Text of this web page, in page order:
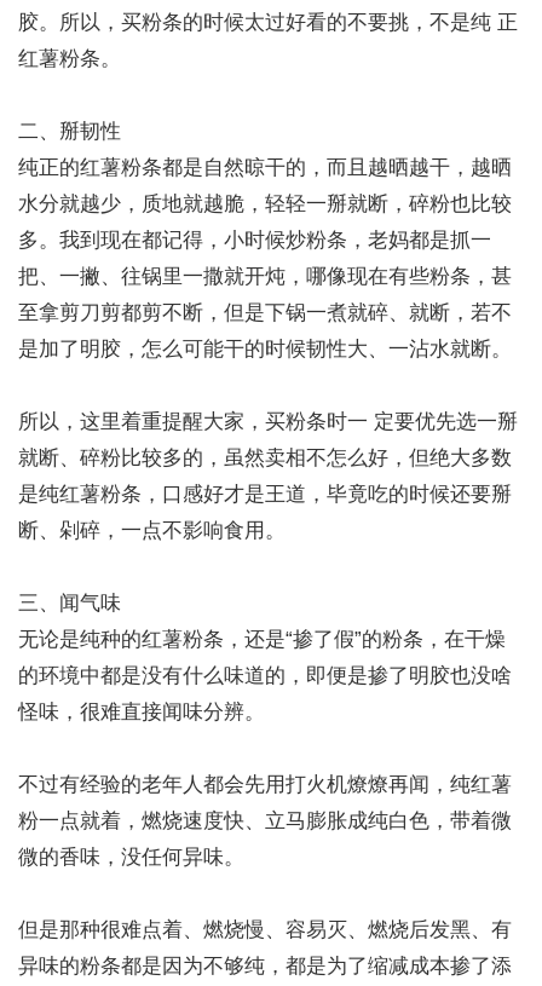
胶。所以，买粉条的时候太过好看的不要挑，不是纯 正
红薯粉条。
二、掰韧性
纯正的红薯粉条都是自然晾干的，而且越晒越干，越晒
水分就越少，质地就越脆，轻轻一掰就断，碎粉也比较
多。我到现在都记得，小时候炒粉条，老妈都是抓一
把、一撇、往锅里一撒就开炖，哪像现在有些粉条，甚
至拿剪刀剪都剪不断，但是下锅一煮就碎、就断，若不
是加了明胶，怎么可能干的时候韧性大、一沾水就断。
所以，这里着重提醒大家，买粉条时一 定要优先选一掰
就断、碎粉比较多的，虽然卖相不怎么好，但绝大多数
是纯红薯粉条，口感好才是王道，毕竟吃的时候还要掰
断、剁碎，一点不影响食用。
三、闻气味
无论是纯种的红薯粉条，还是“掺了假”的粉条，在干燥
的环境中都是没有什么味道的，即便是掺了明胶也没啥
怪味，很难直接闻味分辨。
不过有经验的老年人都会先用打火机燎燎再闻，纯红薯
粉一点就着，燃烧速度快、立马膨胀成纯白色，带着微
微的香味，没任何异味。
但是那种很难点着、燃烧慢、容易灭、燃烧后发黑、有
异味的粉条都是因为不够纯，都是为了缩减成本掺了添